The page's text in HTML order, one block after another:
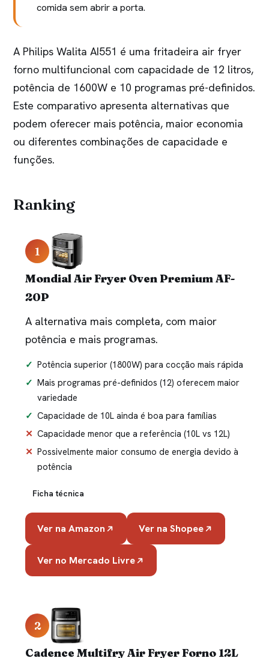
comida sem abrir a porta.
A Philips Walita AI551 é uma fritadeira air fryer
forno multifuncional com capacidade de 12 litros,
potência de 1600W e 10 programas pré-definidos.
Este comparativo apresenta alternativas que
podem oferecer mais potência, maior economia
ou diferentes combinações de capacidade e
funções.
Ranking
1
Mondial Air Fryer Oven Premium AF-
20P
A alternativa mais completa, com maior
potência e mais programas.
Potência superior (1800W) para cocção mais rápida
Mais programas pré-definidos (12) oferecem maior
variedade
Capacidade de 10L ainda é boa para famílias
Capacidade menor que a referência (10L vs 12L)
Possivelmente maior consumo de energia devido à
potência
Ficha técnica
Ver na Amazon Ver na Shopee
Ver no Mercado Livre
2
Cadence Multifry Air Fryer Forno 12L